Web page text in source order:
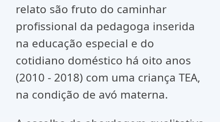
relato são fruto do caminhar
profissional da pedagoga inserida
na educação especial e do
cotidiano doméstico há oito anos
(2010 - 2018) com uma criança TEA,
na condição de avó materna.